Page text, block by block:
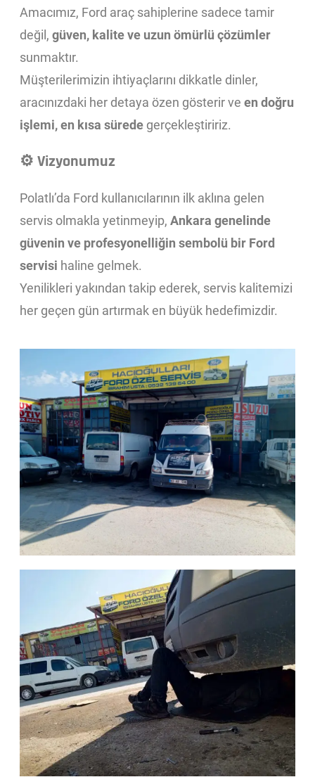
Amacımız, Ford araç sahiplerine sadece tamir
değil, güven, kalite ve uzun ömürlü çözümler
sunmaktır.
Müşterilerimizin ihtiyaçlarını dikkatle dinler,
aracınızdaki her detaya özen gösterir ve en doğru
işlemi, en kısa sürede gerçekleştiririz.
⚙️ Vizyonumuz
Polatlı’da Ford kullanıcılarının ilk aklına gelen
servis olmakla yetinmeyip, Ankara genelinde
güvenin ve profesyonelliğin sembolü bir Ford
servisi haline gelmek.
Yenilikleri yakından takip ederek, servis kalitemizi
her geçen gün artırmak en büyük hedefimizdir.